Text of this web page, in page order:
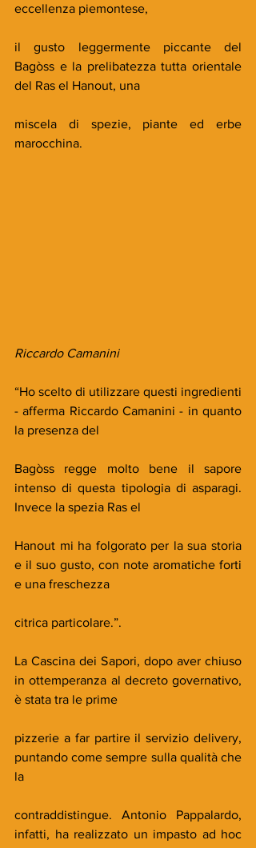
eccellenza piemontese,
il gusto leggermente piccante del
Bagòss e la prelibatezza tutta orientale
del Ras el Hanout, una
miscela di spezie, piante ed erbe
marocchina.
Riccardo Camanini
“Ho scelto di utilizzare questi ingredienti
- afferma Riccardo Camanini - in quanto
la presenza del
Bagòss regge molto bene il sapore
intenso di questa tipologia di asparagi.
Invece la spezia Ras el
Hanout mi ha folgorato per la sua storia
e il suo gusto, con note aromatiche forti
e una freschezza
citrica particolare.”.
La Cascina dei Sapori, dopo aver chiuso
in ottemperanza al decreto governativo,
è stata tra le prime
pizzerie a far partire il servizio delivery,
puntando come sempre sulla qualità che
la
contraddistingue. Antonio Pappalardo,
infatti, ha realizzato un impasto ad hoc